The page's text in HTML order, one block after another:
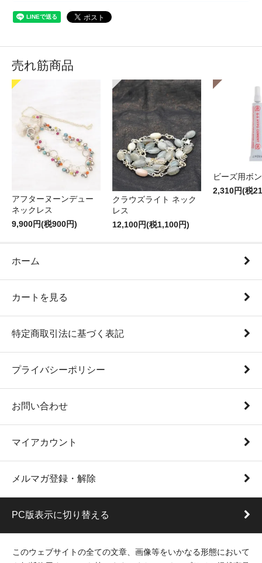
売れ筋商品
アフターヌーンデュー
ネックレス
9,900円(税900円)
クラウズライト ネック
レス
12,100円(税1,100円)
ビーズ用ボ
2,310円(税
ホーム
カートを見る
特定商取引法に基づく表記
プライバシーポリシー
お問い合わせ
マイアカウント
メルマガ登録・解除
PC版表示に切り替える
このウェブサイトの全ての文章、画像等をいかなる形態において